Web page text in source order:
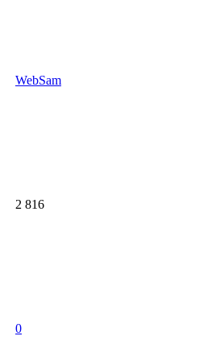
WebSam
2 816
0